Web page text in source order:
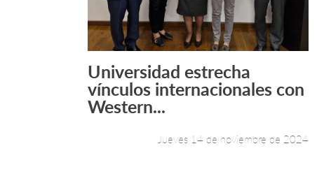
Leer más +
Universidad estrecha
vínculos internacionales con
Western...
Jueves 14 de noviembre de 2024